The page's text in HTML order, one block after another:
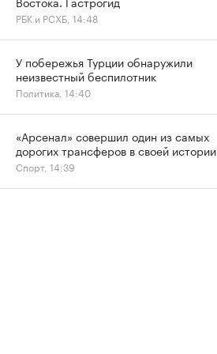
РБК и РСХБ, 14:48
У побережья Турции обнаружили
неизвестный беспилотник
Политика, 14:40
«Арсенал» совершил один из самых
дорогих трансферов в своей истории
Спорт, 14:39